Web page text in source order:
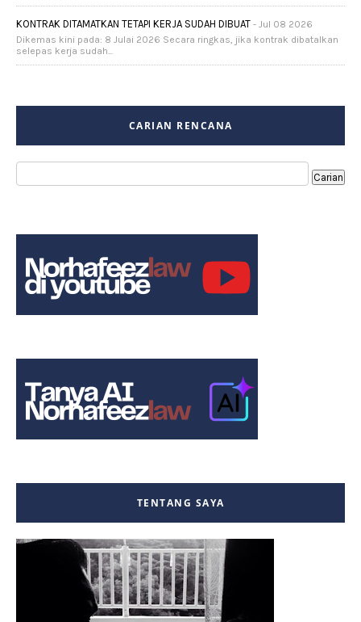
KONTRAK DITAMATKAN TETAPI KERJA SUDAH DIBUAT - Jul 08 2026
Dikemas kini pada: 8 Julai 2026 Secara ringkas, jika kontrak dibatalkan
selepas kerja sudah...
CARIAN RENCANA
TENTANG SAYA